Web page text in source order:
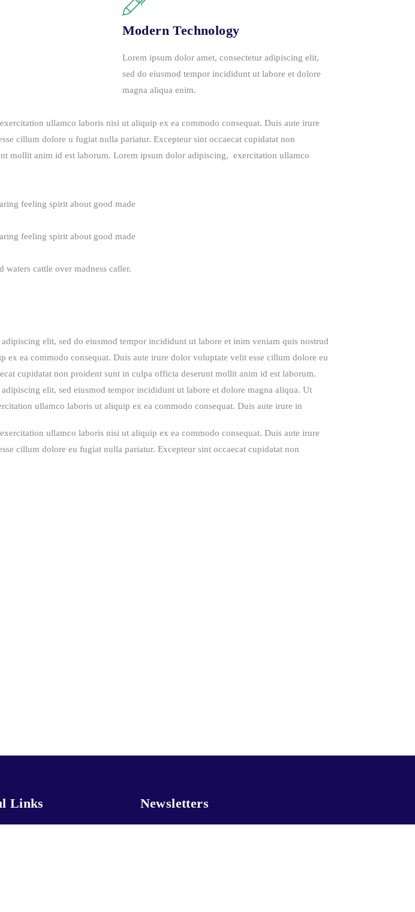
Modern Technology
Lorem ipsum dolor amet, consectetur adipiscing elit,
sed do eiusmod tempor incididunt ut labore et dolore
magna aliqua enim.
ullamco laboris nisi ut aliquip ex ea commodo consequat. Duis aute irure
cillum dolore u fugiat nulla pariatur. Excepteur sint occaecat cupidatat non
mollit anim id est laborum. Lorem ipsum dolor adipiscing, exercitation ullamco
feeling spirit about good made
feeling spirit about good made
cattle over madness caller.​
elit, sed do eiusmod tempor incididunt ut labore et inim veniam quis nostrud
ex ea commodo consequat. Duis aute irure dolor voluptate velit esse cillum dolore eu
cupidatat non proident sunt in culpa officia deserunt mollit anim id est laborum.
elit, sed eiusmod tempor incididunt ut labore et dolore magna aliqua. Ut
ullamco laboris ut aliquip ex ea commodo consequat. Duis aute irure in
ullamco laboris nisi ut aliquip ex ea commodo consequat. Duis aute irure
cillum dolore eu fugiat nulla pariatur. Excepteur sint occaecat cupidatat non
Links Newsletters